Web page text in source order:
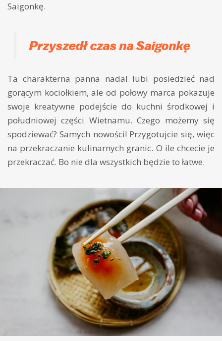
Saigonkę.
Przyszedł czas na Saigonkę
Ta charakterna panna nadal lubi posiedzieć nad
gorącym kociołkiem, ale od połowy marca pokazuje
swoje kreatywne podejście do kuchni środkowej i
południowej części Wietnamu. Czego możemy się
spodziewać? Samych nowości! Przygotujcie się, więc
na przekraczanie kulinarnych granic. O ile chcecie je
przekraczać. Bo nie dla wszystkich będzie to łatwe.